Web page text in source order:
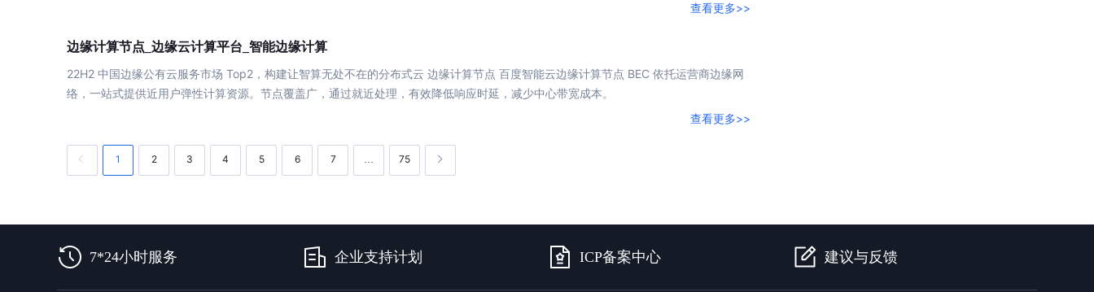
查看更多>>
边缘计算节点_边缘云计算平台_智能边缘计算
22H2 中国边缘公有云服务市场 Top2，构建让智算无处不在的分布式云 边缘计算节点 百度智能云边缘计算节点 BEC 依托运营商边缘网
络，一站式提供近用户弹性计算资源。节点覆盖广，通过就近处理，有效降低响应时延， 减少中心带宽成本。
查看更多>>
1 2 3 4 5 6 7 … 75
7*24小时服务 企业支持计划 ICP备案中心 建议与反馈